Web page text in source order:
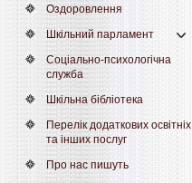
Оздоровлення
Шкільний парламент
Соціально-психологічна
служба
Шкільна бібліотека
Перелік додаткових освітніх
та інших послуг
Про нас пишуть